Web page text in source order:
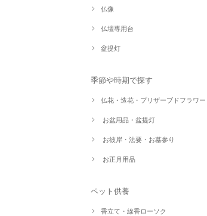
仏像
仏壇専用台
盆提灯
季節や時期で探す
仏花・造花・プリザーブドフラワー
お盆用品・盆提灯
お彼岸・法要・お墓参り
お正月用品
ペット供養
香立て・線香ローソク